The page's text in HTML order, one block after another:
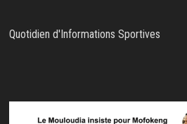
Quotidien d'Informations Sportives